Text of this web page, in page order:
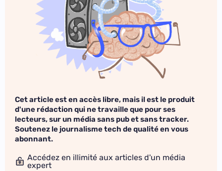
Cet article est en accès libre, mais il est le produit
d'une rédaction qui ne travaille que pour ses
lecteurs, sur un média sans pub et sans tracker.
Soutenez le journalisme tech de qualité en vous
abonnant.
Accédez en illimité aux articles d'un média
expert